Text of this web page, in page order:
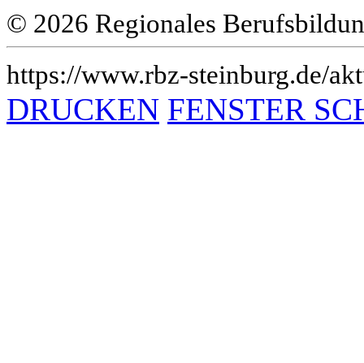
© 2026 Regionales
https://www.rbz-steinburg.de/
DRUCKEN FENSTER